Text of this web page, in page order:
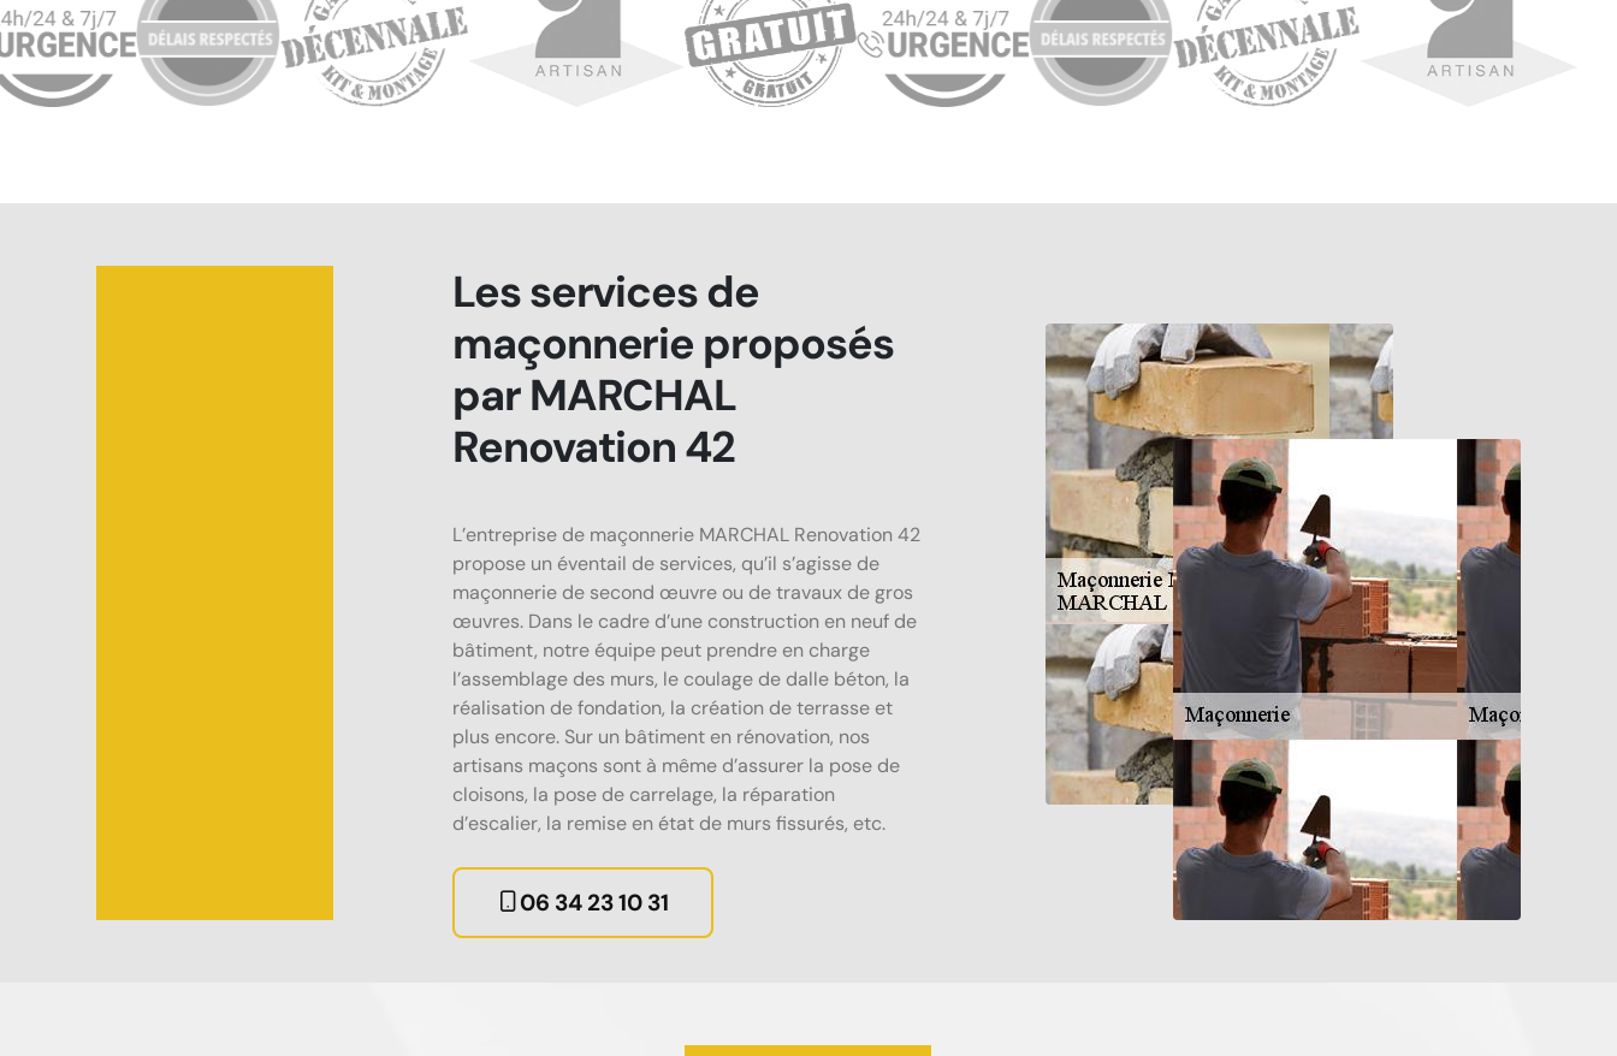
Les services de
maçonnerie proposés
par MARCHAL
Renovation 42
L’entreprise de maçonnerie MARCHAL Renovation 42
propose un éventail de services, qu’il s’agisse de
maçonnerie de second œuvre ou de travaux de gros
œuvres. Dans le cadre d’une construction en neuf de
bâtiment, notre équipe peut prendre en charge
l’assemblage des murs, le coulage de dalle béton, la
réalisation de fondation, la création de terrasse et
plus encore. Sur un bâtiment en rénovation, nos
artisans maçons sont à même d’assurer la pose de
cloisons, la pose de carrelage, la réparation
d’escalier, la remise en état de murs fissurés, etc.
06 34 23 10 31